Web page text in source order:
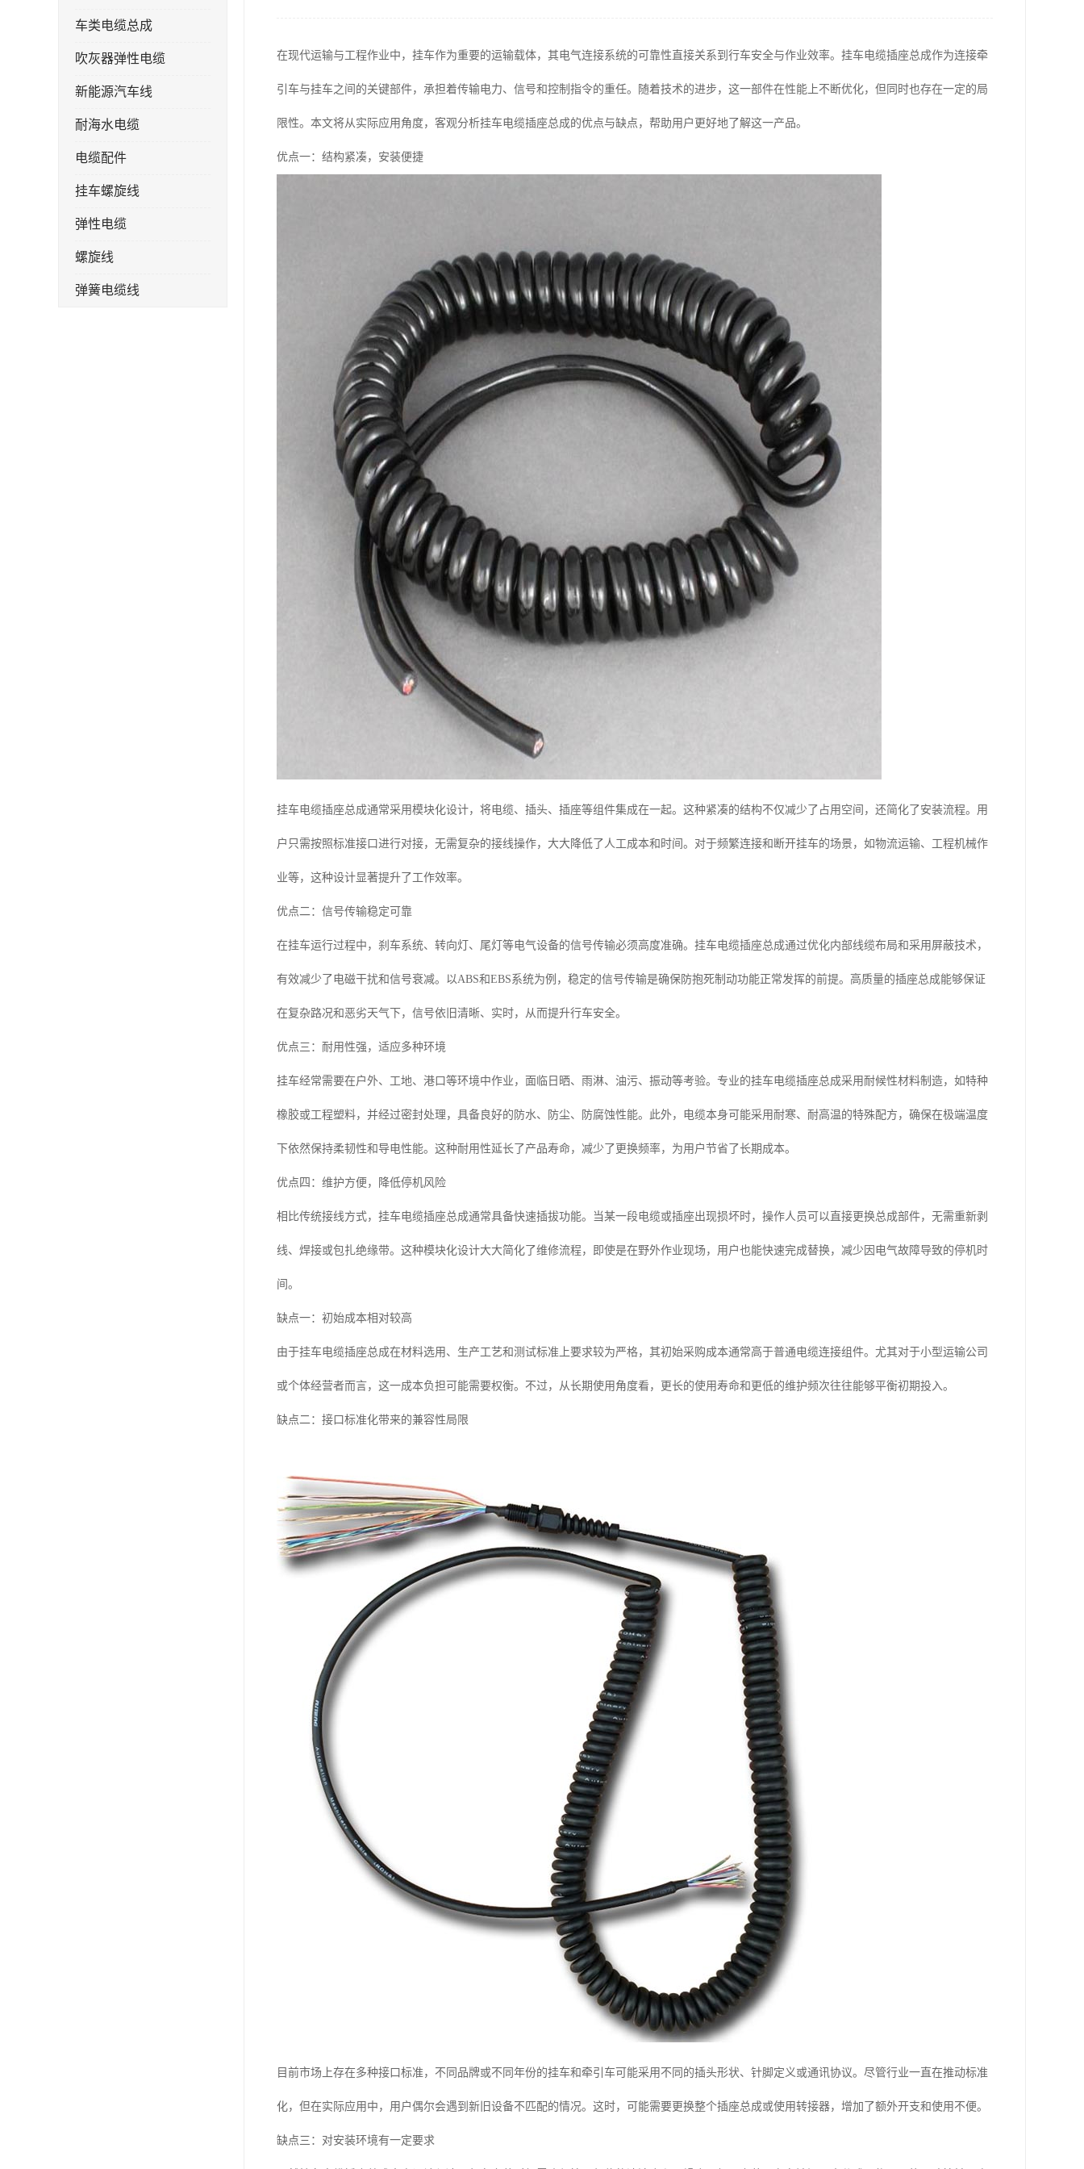
车类电缆总成
吹灰器弹性电缆
新能源汽车线
耐海水电缆
电缆配件
挂车螺旋线
弹性电缆
螺旋线
弹簧电缆线
在现代运输与工程作业中，挂车作为重要的运输载体，其电气连接系统的可靠性直接关系到行车安全与作业效率。挂车电缆插座总成作为连接牵
引车与挂车之间的关键部件，承担着传输电力、信号和控制指令的重任。随着技术的进步，这一部件在性能上不断优化，但同时也存在一定的局
限性。本文将从实际应用角度，客观分析挂车电缆插座总成的优点与缺点，帮助用户更好地了解这一产品。
优点一：结构紧凑，安装便捷
挂车电缆插座总成通常采用模块化设计，将电缆、插头、插座等组件集成在一起。这种紧凑的结构不仅减少了占用空间，还简化了安装流程。用
户只需按照标准接口进行对接，无需复杂的接线操作，大大降低了人工成本和时间。对于频繁连接和断开挂车的场景，如物流运输、工程机械作
业等，这种设计显著提升了工作效率。
优点二：信号传输稳定可靠
在挂车运行过程中，刹车系统、转向灯、尾灯等电气设备的信号传输必须高度准确。挂车电缆插座总成通过优化内部线缆布局和采用屏蔽技术，
有效减少了电磁干扰和信号衰减。以ABS和EBS系统为例，稳定的信号传输是确保防抱死制动功能正常发挥的前提。高质量的插座总成能够保证
在复杂路况和恶劣天气下，信号依旧清晰、实时，从而提升行车安全。
优点三：耐用性强，适应多种环境
挂车经常需要在户外、工地、港口等环境中作业，面临日晒、雨淋、油污、振动等考验。专业的挂车电缆插座总成采用耐候性材料制造，如特种
橡胶或工程塑料，并经过密封处理，具备良好的防水、防尘、防腐蚀性能。此外，电缆本身可能采用耐寒、耐高温的特殊配方，确保在极端温度
下依然保持柔韧性和导电性能。这种耐用性延长了产品寿命，减少了更换频率，为用户节省了长期成本。
优点四：维护方便，降低停机风险
相比传统接线方式，挂车电缆插座总成通常具备快速插拔功能。当某一段电缆或插座出现损坏时，操作人员可以直接更换总成部件，无需重新剥
线、焊接或包扎绝缘带。这种模块化设计大大简化了维修流程，即使是在野外作业现场，用户也能快速完成替换，减少因电气故障导致的停机时
间。
缺点一：初始成本相对较高
由于挂车电缆插座总成在材料选用、生产工艺和测试标准上要求较为严格，其初始采购成本通常高于普通电缆连接组件。尤其对于小型运输公司
或个体经营者而言，这一成本负担可能需要权衡。不过，从长期使用角度看，更长的使用寿命和更低的维护频次往往能够平衡初期投入。
缺点二：接口标准化带来的兼容性局限
目前市场上存在多种接口标准，不同品牌或不同年份的挂车和牵引车可能采用不同的插头形状、针脚定义或通讯协议。尽管行业一直在推动标准
化，但在实际应用中，用户偶尔会遇到新旧设备不匹配的情况。这时，可能需要更换整个插座总成或使用转接器，增加了额外开支和使用不便。
缺点三：对安装环境有一定要求